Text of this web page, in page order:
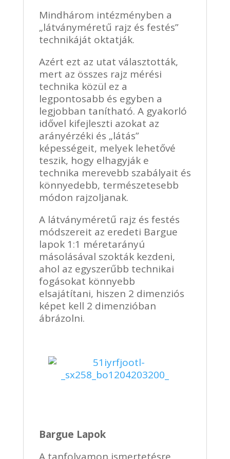
Mindhárom intézményben a
„látványméretű rajz és festés”
technikáját oktatják.
Azért ezt az utat választották,
mert az összes rajz mérési
technika közül ez a
legpontosabb és egyben a
legjobban tanítható. A gyakorló
idővel kifejleszti azokat az
arányérzéki és „látás”
képességeit, melyek lehetővé
teszik, hogy elhagyják e
technika merevebb szabályait és
könnyedebb, természetesebb
módon rajzoljanak.
A látványméretű rajz és festés
módszereit az eredeti Bargue
lapok 1:1 méretarányú
másolásával szokták kezdeni,
ahol az egyszerűbb technikai
fogásokat könnyebb
elsajátítani, hiszen 2 dimenziós
képet kell 2 dimenzióban
ábrázolni.
Bargue Lapok